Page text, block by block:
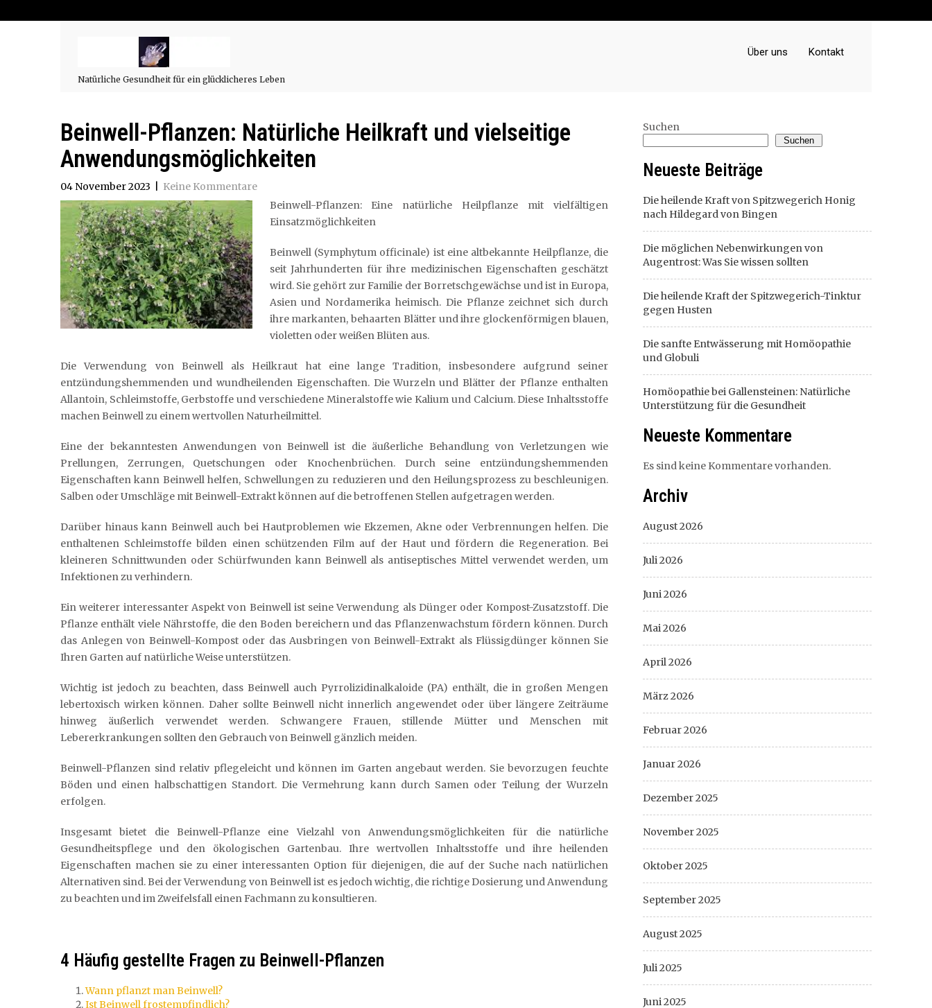
Natürliche Gesundheit für ein glücklicheres Leben
Über uns Kontakt
Beinwell-Pflanzen: Natürliche Heilkraft und vielseitige
Anwendungsmöglichkeiten
04 November 2023
Keine Kommentare
Beinwell-Pflanzen: Eine natürliche Heilpflanze mit vielfältigen
Einsatzmöglichkeiten
Beinwell (Symphytum officinale) ist eine altbekannte Heilpflanze, die
seit Jahrhunderten für ihre medizinischen Eigenschaften geschätzt
wird. Sie gehört zur Familie der Borretschgewächse und ist in Europa,
Asien und Nordamerika heimisch. Die Pflanze zeichnet sich durch
ihre markanten, behaarten Blätter und ihre glockenförmigen blauen,
violetten oder weißen Blüten aus.
Die Verwendung von Beinwell als Heilkraut hat eine lange Tradition, insbesondere aufgrund seiner
entzündungshemmenden und wundheilenden Eigenschaften. Die Wurzeln und Blätter der Pflanze enthalten
Allantoin, Schleimstoffe, Gerbstoffe und verschiedene Mineralstoffe wie Kalium und Calcium. Diese Inhaltsstoffe
machen Beinwell zu einem wertvollen Naturheilmittel.
Eine der bekanntesten Anwendungen von Beinwell ist die äußerliche Behandlung von Verletzungen wie
Prellungen, Zerrungen, Quetschungen oder Knochenbrüchen. Durch seine entzündungshemmenden
Eigenschaften kann Beinwell helfen, Schwellungen zu reduzieren und den Heilungsprozess zu beschleunigen.
Salben oder Umschläge mit Beinwell-Extrakt können auf die betroffenen Stellen aufgetragen werden.
Darüber hinaus kann Beinwell auch bei Hautproblemen wie Ekzemen, Akne oder Verbrennungen helfen. Die
enthaltenen Schleimstoffe bilden einen schützenden Film auf der Haut und fördern die Regeneration. Bei
kleineren Schnittwunden oder Schürfwunden kann Beinwell als antiseptisches Mittel verwendet werden, um
Infektionen zu verhindern.
Ein weiterer interessanter Aspekt von Beinwell ist seine Verwendung als Dünger oder Kompost-Zusatzstoff. Die
Pflanze enthält viele Nährstoffe, die den Boden bereichern und das Pflanzenwachstum fördern können. Durch
das Anlegen von Beinwell-Kompost oder das Ausbringen von Beinwell-Extrakt als Flüssigdünger können Sie
Ihren Garten auf natürliche Weise unterstützen.
Wichtig ist jedoch zu beachten, dass Beinwell auch Pyrrolizidinalkaloide (PA) enthält, die in großen Mengen
lebertoxisch wirken können. Daher sollte Beinwell nicht innerlich angewendet oder über längere Zeiträume
hinweg äußerlich verwendet werden. Schwangere Frauen, stillende Mütter und Menschen mit
Lebererkrankungen sollten den Gebrauch von Beinwell gänzlich meiden.
Beinwell-Pflanzen sind relativ pflegeleicht und können im Garten angebaut werden. Sie bevorzugen feuchte
Böden und einen halbschattigen Standort. Die Vermehrung kann durch Samen oder Teilung der Wurzeln
erfolgen.
Insgesamt bietet die Beinwell-Pflanze eine Vielzahl von Anwendungsmöglichkeiten für die natürliche
Gesundheitspflege und den ökologischen Gartenbau. Ihre wertvollen Inhaltsstoffe und ihre heilenden
Eigenschaften machen sie zu einer interessanten Option für diejenigen, die auf der Suche nach natürlichen
Alternativen sind. Bei der Verwendung von Beinwell ist es jedoch wichtig, die richtige Dosierung und Anwendung
zu beachten und im Zweifelsfall einen Fachmann zu konsultieren.
4 Häufig gestellte Fragen zu Beinwell-Pflanzen
Wann pflanzt man Beinwell?
Ist Beinwell frostempfindlich?
Suchen
Suchen
Neueste Beiträge
Die heilende Kraft von Spitzwegerich Honig
nach Hildegard von Bingen
Die möglichen Nebenwirkungen von
Augentrost: Was Sie wissen sollten
Die heilende Kraft der Spitzwegerich-Tinktur
gegen Husten
Die sanfte Entwässerung mit Homöopathie
und Globuli
Homöopathie bei Gallensteinen: Natürliche
Unterstützung für die Gesundheit
Neueste Kommentare
Es sind keine Kommentare vorhanden.
Archiv
August 2026
Juli 2026
Juni 2026
Mai 2026
April 2026
März 2026
Februar 2026
Januar 2026
Dezember 2025
November 2025
Oktober 2025
September 2025
August 2025
Juli 2025
Juni 2025